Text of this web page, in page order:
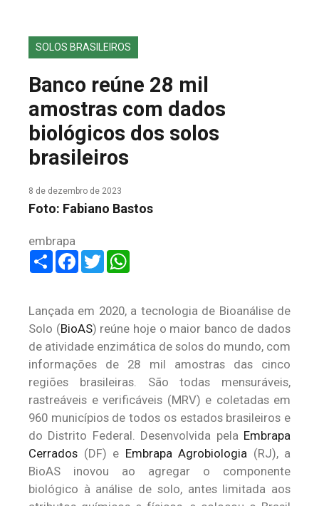
EDIÇÕES ANTERIORES
FALE CONOSCO
SOLOS BRASILEIROS
Banco reúne 28 mil
amostras com dados
biológicos dos solos
brasileiros
8 de dezembro de 2023
Foto: Fabiano Bastos
embrapa
ShareFacebook
Twitter
Lançada em 2020, a tecnologia de Bioanálise de
Solo (BioAS) reúne hoje o maior banco de dados
de atividade enzimática de solos do mundo, com
informações de 28 mil amostras das cinco
regiões brasileiras. São todas mensuráveis,
rastreáveis e verificáveis (MRV) e coletadas em
960 municípios de todos os estados brasileiros e
do Distrito Federal. Desenvolvida pela Embrapa
Cerrados (DF) e Embrapa Agrobiologia (RJ), a
BioAS inovou ao agregar o componente
biológico à análise de solo, antes limitada aos